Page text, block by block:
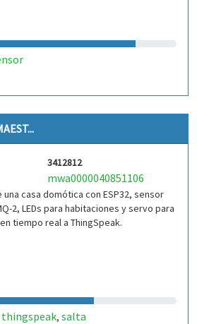
3412812
mwa0000040851106
una casa domótica con ESP32, sensor
2, LEDs para habitaciones y servo para
tiempo real a ThingSpeak.
thingspeak, salta